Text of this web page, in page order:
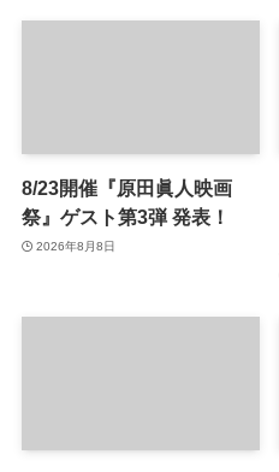
8/23開催『原田眞人映画
祭』ゲスト第3弾 発表！
2026年8月8日